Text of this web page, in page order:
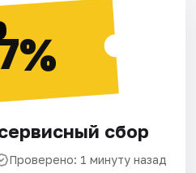
сбор
Проверено: 1 минуту назад